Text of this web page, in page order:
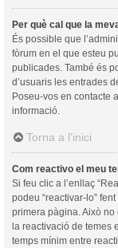
Per què cal que la
És possible que
fòrum en el que esteu
publicades. També és
d’usuaris les entrades
Poseu-vos en contacte
informació.
Torna a l’inici
Com reactivo el meu
Si feu clic a l’enllaç
podeu “reactivar-lo”
primera pàgina. Això no
la reactivació de temes
temps mínim entre